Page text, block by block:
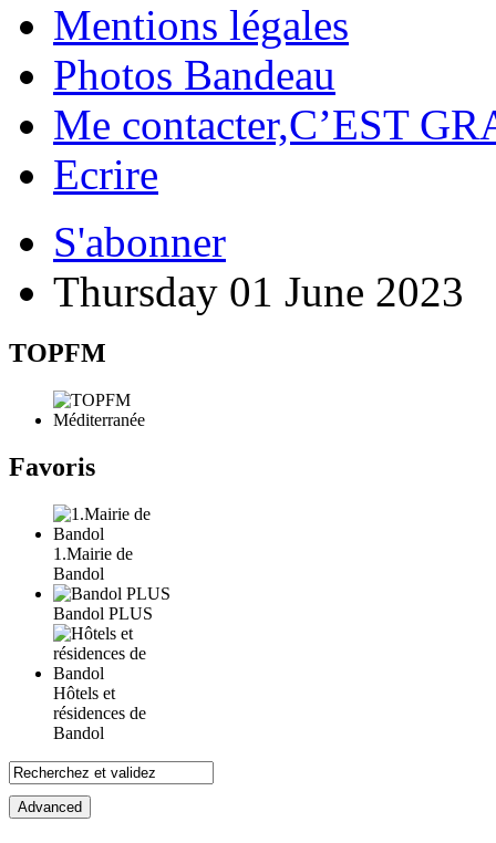
Mentions légales
Photos Bandeau
Me contacter,C’EST
Ecrire
S'abonner
Thursday 01 June 2023
TOPFM
Favoris
1.Mairie de
Bandol
Bandol PLUS
Hôtels et
résidences de
Bandol